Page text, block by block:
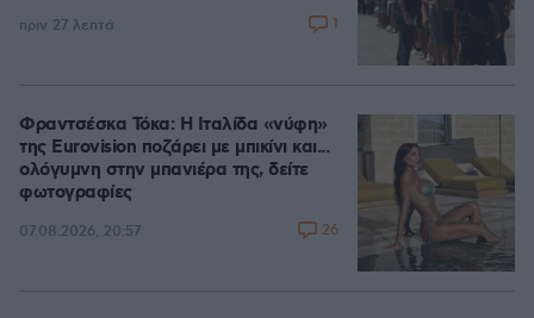
πριν 27 λεπτά 1
Φραντσέσκα Τόκα: Η Ιταλίδα «νύφη»
της Eurovision ποζάρει με μπικίνι και...
ολόγυμνη στην μπανιέρα της, δείτε
φωτογραφίες
07.08.2026, 20:57 26